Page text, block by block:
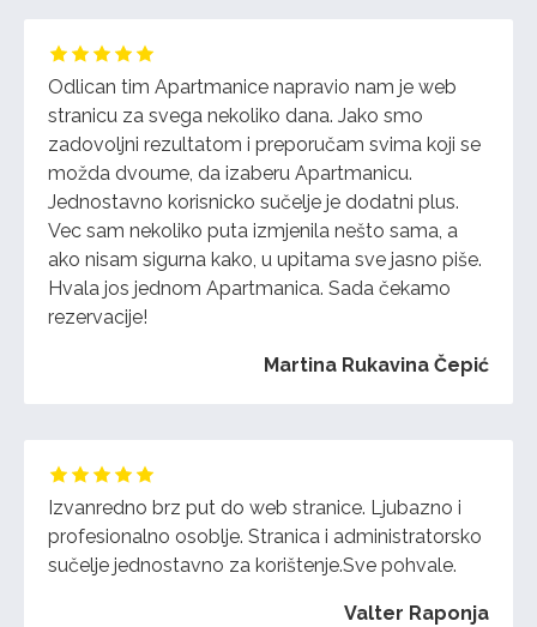
Odlican tim Apartmanice napravio nam je web
stranicu za svega nekoliko dana. Jako smo
zadovoljni rezultatom i preporučam svima koji se
možda dvoume, da izaberu Apartmanicu.
Jednostavno korisnicko sučelje je dodatni plus.
Vec sam nekoliko puta izmjenila nešto sama, a
ako nisam sigurna kako, u upitama sve jasno piše.
Hvala jos jednom Apartmanica. Sada čekamo
rezervacije!
Martina Rukavina Čepić
Izvanredno brz put do web stranice. Ljubazno i
profesionalno osoblje. Stranica i administratorsko
sučelje jednostavno za korištenje.Sve pohvale.
Valter Raponja